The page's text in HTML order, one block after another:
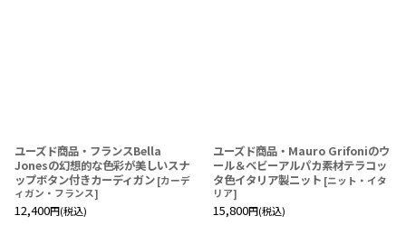
ユーズド商品・フランスBella
Jonesの幻想的な色彩が美しいスナ
ップボタン付きカーディガン [カーデ
ィガン・フランス]
12,400円(税込)
ユーズド商品・Mauro Grifoniのウ
ール＆ベビーアルパカ素材テラコッ
タ色イタリア製ニット [ニット・イタ
リア]
15,800円(税込)